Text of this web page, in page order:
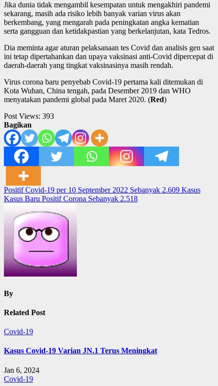
Jika dunia tidak mengambil kesempatan untuk mengakhiri pandemi
sekarang, masih ada risiko lebih banyak varian virus akan
berkembang, yang mengarah pada peningkatan angka kematian
serta gangguan dan ketidakpastian yang berkelanjutan, kata Tedros.
Dia meminta agar aturan pelaksanaan tes Covid dan analisis gen saat
ini tetap dipertahankan dan upaya vaksinasi anti-Covid dipercepat di
daerah-daerah yang tingkat vaksinasinya masih rendah.
Virus corona baru penyebab Covid-19 pertama kali ditemukan di
Kota Wuhan, China tengah, pada Desember 2019 dan WHO
menyatakan pandemi global pada Maret 2020. (Red)
Post Views: 393
Bagikan
Post
navigation
Positif Covid-19 per 10 September 2022 Sebanyak 2.609 Kasus
Kasus Baru Positif Corona Sebanyak 2.518
By
Related Post
Covid-19
Kasus Covid-19 Varian JN.1 Terus Meningkat
Jan 6, 2024
Covid-19